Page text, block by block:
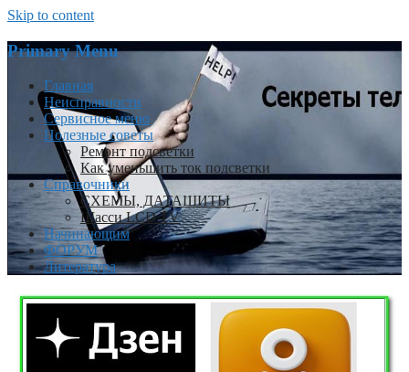
Skip to content
Primary Menu
Главная
Неисправности
Сервисное меню
Полезные советы
Ремонт подсветки
Как уменьшить ток подсветки
Справочники
СХЕМЫ, ДАТАШИТЫ
Шасси LCD TV
Начинающим
ФОРУМ
Литература